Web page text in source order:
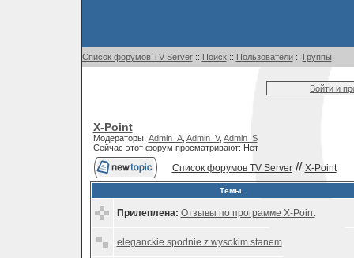
Список форумов TV Server:: Поиск:: Пользователи:: Группы
Войти и
X-Point
Модераторы: Admin_A, Admin_V, Admin_S
Сейчас этот форум просматривают: Нет
Список форумов TV Server// X-Point
Темы
Прилеплена: Отзывы по программе X-Point
eleganckie spodnie z wysokim stanem